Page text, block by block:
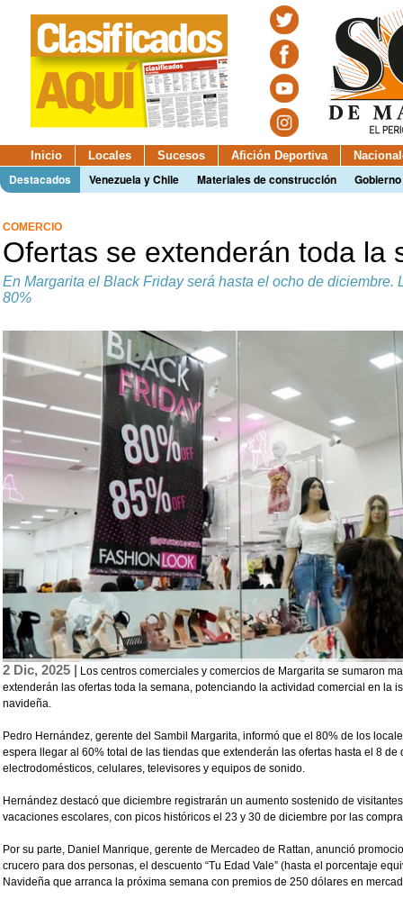
Inicio Locales Sucesos Afición Deportiva
Destacados Venezuela y Chile Materiales de construcción
COMERCIO
Ofertas se extenderán toda la
En Margarita el Black Friday será hasta el ocho de diciembre.
80%
2 Dic, 2025 | Los centros comerciales y comercios de Margarita se sumaron
extenderán las ofertas toda la semana, potenciando la actividad comercial en la
navideña.
Pedro Hernández, gerente del Sambil Margarita, informó que el 80% de los
espera llegar al 60% total de las tiendas que extenderán las ofertas hasta el 8
electrodomésticos, celulares, televisores y equipos de sonido.
Hernández destacó que diciembre registrarán un aumento sostenido de
vacaciones escolares, con picos históricos el 23 y 30 de diciembre por las
Por su parte, Daniel Manrique, gerente de Mercadeo de Rattan, anunció
crucero para dos personas, el descuento “Tu Edad Vale” (hasta el porcentaje
Navideña que arranca la próxima semana con premios de 250 dólares en